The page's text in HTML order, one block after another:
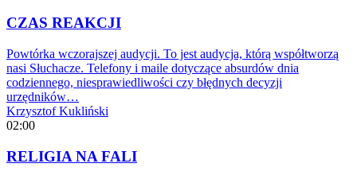
CZAS REAKCJI
Powtórka wczorajszej audycji. To jest audycja, którą współtworzą
nasi Słuchacze. Telefony i maile dotyczące absurdów dnia
codziennego, niesprawiedliwości czy błędnych decyzji
urzędników…
Krzysztof Kukliński
02:00
RELIGIA NA FALI